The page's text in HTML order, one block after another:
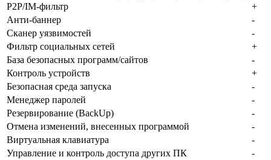
P2P/IM-фильтр
+
Анти-баннер
-
Сканер уязвимостей
-
Фильтр социальных сетей
+
База безопасных программ/сайтов
-
Контроль устройств
+
Безопасная среда запуска
-
Менеджер паролей
-
Резервирование (BackUp)
-
Отмена изменений, внесенных программой
-
Виртуальная клавиатура
-
Управление и контроль доступа других ПК
-